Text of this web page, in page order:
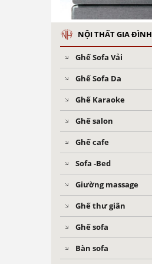
NỘI THẤT GIA ĐÌNH
Ghế Sofa Vải
Ghế Sofa Da
Ghế Karaoke
Ghế salon
Ghế cafe
Sofa -Bed
Giường massage
Ghế thư giãn
Ghế sofa
Bàn sofa